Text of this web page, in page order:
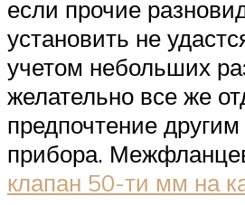
если прочие
установить не
учетом небольших
желательно все же
предпочтение
прибора.
клапан 50-ти мм на